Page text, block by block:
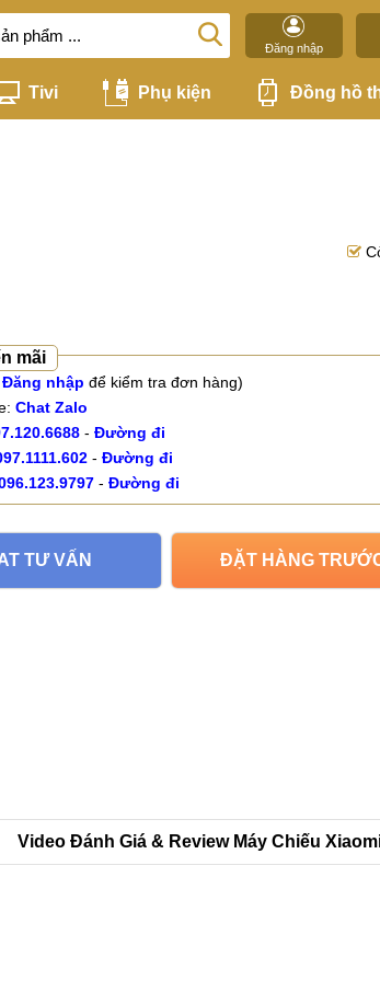
Đăng nhập
Tivi Phụ kiện Đồng hồ
mãi
Đăng nhập để kiểm tra đơn hàng)
Chat Zalo
- Đường đi
- Đường đi
- Đường đi
TƯ VẤN ĐẶT HÀNG
Video Đánh Giá & Review Máy Chiếu